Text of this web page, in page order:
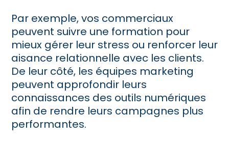
Par exemple, vos commerciaux
peuvent suivre une formation pour
mieux gérer leur stress ou renforcer leur
aisance relationnelle avec les clients.
De leur côté, les équipes marketing
peuvent approfondir leurs
connaissances des outils numériques
afin de rendre leurs campagnes plus
performantes.